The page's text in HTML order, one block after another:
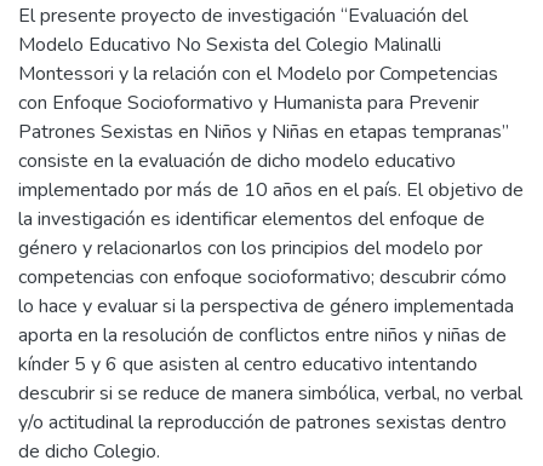
El presente proyecto de investigación “Evaluación del
Modelo Educativo No Sexista del Colegio Malinalli
Montessori y la relación con el Modelo por Competencias
con Enfoque Socioformativo y Humanista para Prevenir
Patrones Sexistas en Niños y Niñas en etapas tempranas”
consiste en la evaluación de dicho modelo educativo
implementado por más de 10 años en el país. El objetivo de
la investigación es identificar elementos del enfoque de
género y relacionarlos con los principios del modelo por
competencias con enfoque socioformativo; descubrir cómo
lo hace y evaluar si la perspectiva de género implementada
aporta en la resolución de conflictos entre niños y niñas de
kínder 5 y 6 que asisten al centro educativo intentando
descubrir si se reduce de manera simbólica, verbal, no verbal
y/o actitudinal la reproducción de patrones sexistas dentro
de dicho Colegio.